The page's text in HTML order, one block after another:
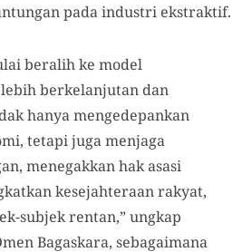
pada industri ekstraktif.
beralih ke model
berkelanjutan dan
hanya mengedepankan
tetapi juga menjaga
menegakkan hak asasi
kesejahteraan rakyat,
subjek rentan,” ungkap
Bagaskara, sebagaimana